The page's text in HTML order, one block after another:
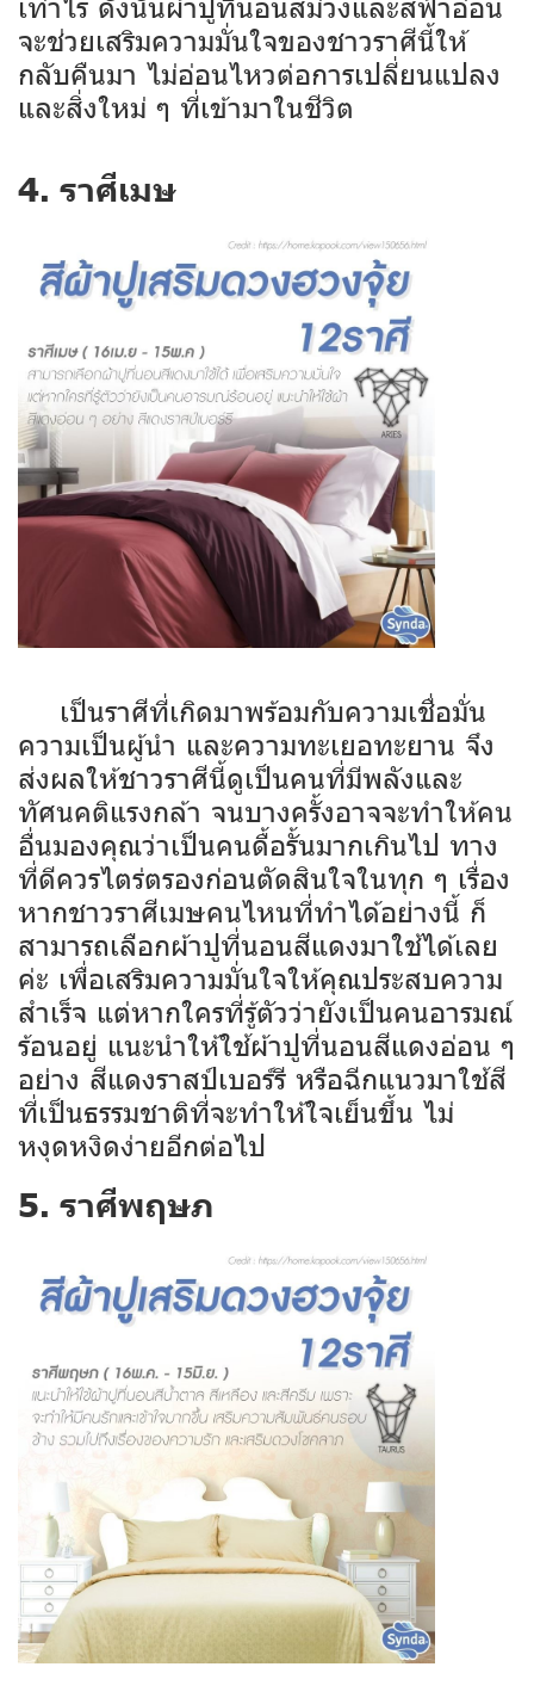
จะช่วยเสริมความมั่นใจของชาวราศีนี้ให้
กลับคืนมา ไม่อ่อนไหวต่อการเปลี่ยนแปลง
และสิ่งใหม่ ๆ ที่เข้ามาในชีวิต
4. ราศีเมษ
เป็นราศีที่เกิดมาพร้อมกับความเชื่อมั่น
ความเป็นผู้นำ และความทะเยอทะยาน จึง
ส่งผลให้ชาวราศีนี้ดูเป็นคนที่มีพลังและ
ทัศนคติแรงกล้า จนบางครั้งอาจจะทำให้คน
อื่นมองคุณว่าเป็นคนดื้อรั้นมากเกินไป ทาง
ที่ดีควรไตร่ตรองก่อนตัดสินใจในทุก ๆ เรื่อง
หากชาวราศีเมษคนไหนที่ทำได้อย่างนี้ ก็
สามารถเลือกผ้าปูที่นอนสีแดงมาใช้ได้เลย
ค่ะ เพื่อเสริมความมั่นใจให้คุณประสบความ
สำเร็จ แต่หากใครที่รู้ตัวว่ายังเป็นคนอารมณ์
ร้อนอยู่ แนะนำให้ใช้ผ้าปูที่นอนสีแดงอ่อน ๆ
อย่าง สีแดงราสป์เบอร์รี หรือฉีกแนวมาใช้สี
ที่เป็นธรรมชาติที่จะทำให้ใจเย็นขึ้น ไม่
หงุดหงิดง่ายอีกต่อไป
5. ราศีพฤษภ